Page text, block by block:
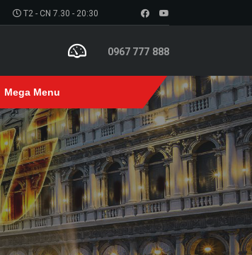
T2 - CN 7.30 - 20:30
0967 777 888
Mega Menu